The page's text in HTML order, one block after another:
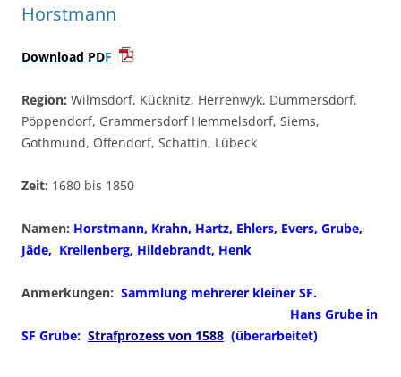
Horstmann
Download PDF
Region: Wilmsdorf, Kücknitz, Herrenwyk, Dummersdorf,
Pöppendorf, Grammersdorf Hemmelsdorf, Siems,
Gothmund, Offendorf, Schattin, Lübeck
Zeit: 1680 bis 1850
Namen: Horstmann, Krahn, Hartz, Ehlers, Evers, Grube,
Jäde, Krellenberg, Hildebrandt, Henk
Anmerkungen: Sammlung mehrerer kleiner SF.
Hans Grube in
SF Grube: Strafprozess von 1588 (überarbeitet)